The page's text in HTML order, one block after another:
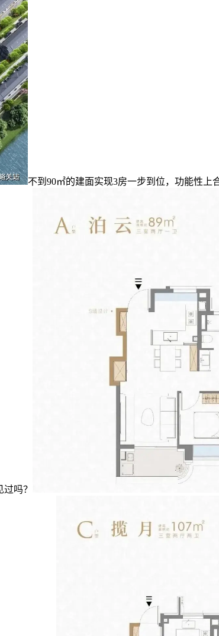
不到90㎡的建面实现3房一步到位，功能性
吗？